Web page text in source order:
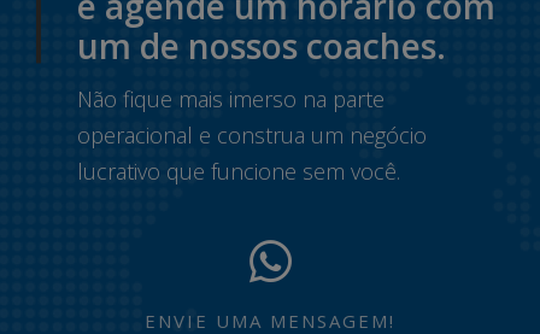
um de nossos coaches.
Não fique mais imerso na parte
operacional e construa um negócio
lucrativo que funcione sem você.
ENVIE UMA MENSAGEM!